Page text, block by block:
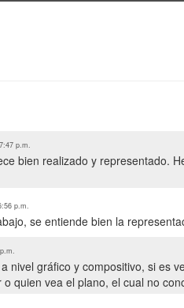
p.m.
bien realizado y representado.
p.m.
se entiende bien la
nivel gráfico y compositivo, si es
quien vea el plano, el cual no